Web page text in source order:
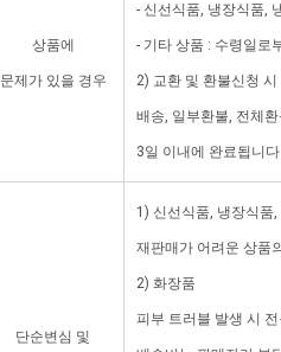
상품에
문제가 있을 경우
- 신선식품, 냉장식품,
- 기타 상품 : 수령일로
2) 교환 및 환불신청
배송, 일부환불, 전체
3일 이내에 완료됩니
단순변심 및
1) 신선식품, 냉장식품
재판매가 어려운 상품
2) 화장품
피부 트러블 발생 시